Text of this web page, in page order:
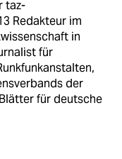
taz-
Redakteur im
in
für
der
für deutsche